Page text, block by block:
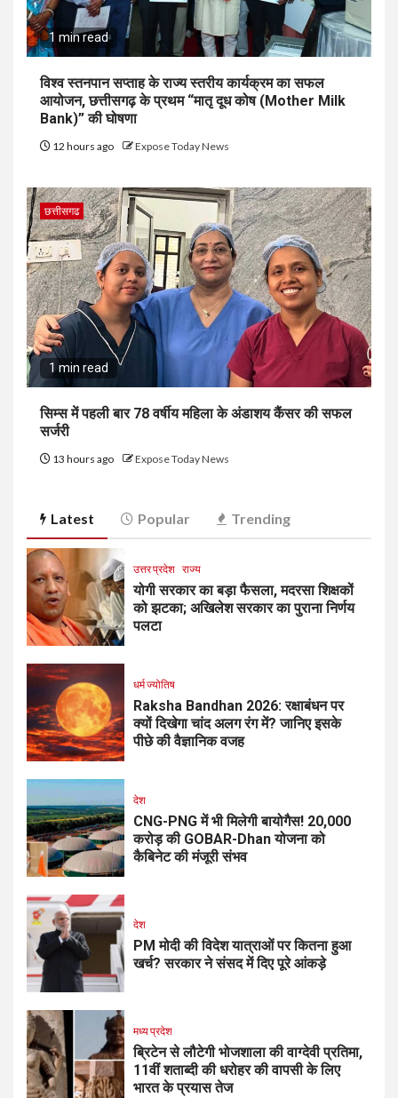
1 min read
विश्व स्तनपान सप्ताह के राज्य स्तरीय कार्यक्रम का सफल
आयोजन, छत्तीसगढ़ के प्रथम “मातृ दूध कोष (Mother Milk
Bank)” की घोषणा
12 hours ago Expose Today News
छत्तीसगढ
1 min read
सिम्स में पहली बार 78 वर्षीय महिला के अंडाशय कैंसर की सफल
सर्जरी
13 hours ago Expose Today News
Latest Popular Trending
उत्तर प्रदेश राज्य
योगी सरकार का बड़ा फैसला, मदरसा शिक्षकों
को झटका; अखिलेश सरकार का पुराना निर्णय
पलटा
धर्म ज्योतिष
Raksha Bandhan 2026: रक्षाबंधन पर
क्यों दिखेगा चांद अलग रंग में? जानिए इसके
पीछे की वैज्ञानिक वजह
देश
CNG-PNG में भी मिलेगी बायोगैस! ₹20,000
करोड़ की GOBAR-Dhan योजना को
कैबिनेट की मंजूरी संभव
देश
PM मोदी की विदेश यात्राओं पर कितना हुआ
खर्च? सरकार ने संसद में दिए पूरे आंकड़े
मध्य प्रदेश
ब्रिटेन से लौटेगी भोजशाला की वाग्देवी प्रतिमा,
11वीं शताब्दी की धरोहर की वापसी के लिए
भारत के प्रयास तेज